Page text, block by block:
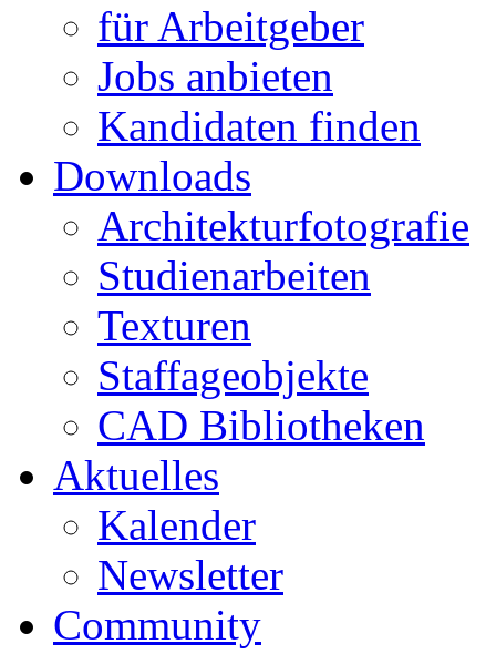
für Arbeitgeber
Jobs anbieten
Kandidaten finden
Downloads
Architekturfotografie
Studienarbeiten
Texturen
Staffageobjekte
CAD Bibliotheken
Aktuelles
Kalender
Newsletter
Community